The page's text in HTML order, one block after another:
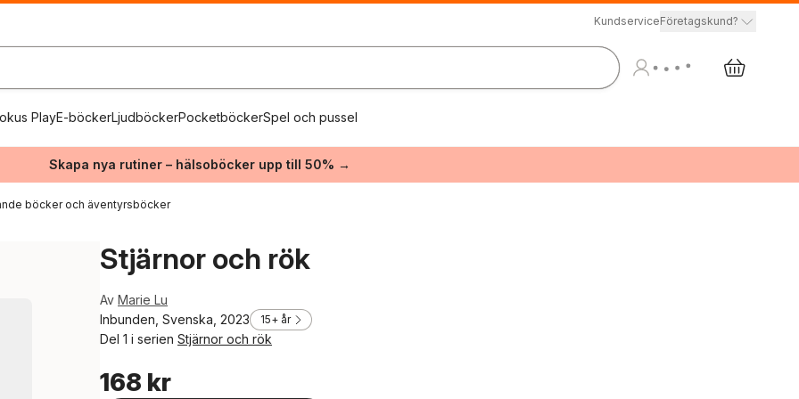
KundserviceFöretagskund?
PlayE-böckerLjudböckerPocketböckerSpel och pussel
Skapa nya rutiner – hälsoböcker upp till 50% →
böcker och äventyrsböcker
Stjärnor och rök
Av Marie Lu
Inbunden, Svenska, 2023
15+ år
Del 1 i serien Stjärnor och rök
168 kr